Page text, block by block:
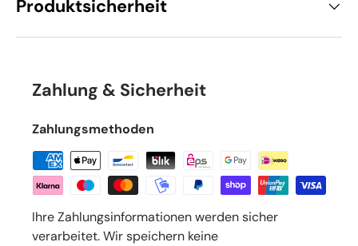
Produktsicherheit
Zahlung & Sicherheit
Zahlungsmethoden
Ihre Zahlungsinformationen werden sicher
verarbeitet. Wir speichern keine